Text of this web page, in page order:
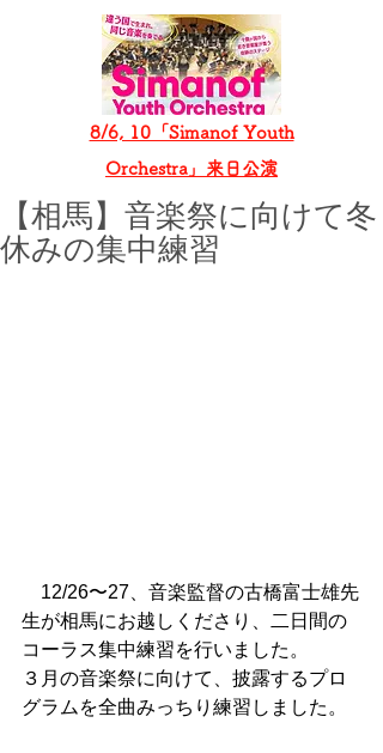
8/6, 10「Simanof Youth
Orchestra」来日公演
【相馬】音楽祭に向けて冬
休みの集中練習
12/26〜27、音楽監督の古橋富士雄先
生が相馬にお越しくださり、二日間の
コーラス集中練習を行いました。
３月の音楽祭に向けて、披露するプロ
グラムを全曲みっちり練習しました。